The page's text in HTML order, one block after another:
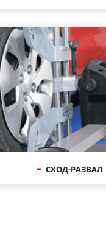
СХОД-РАЗВАЛ